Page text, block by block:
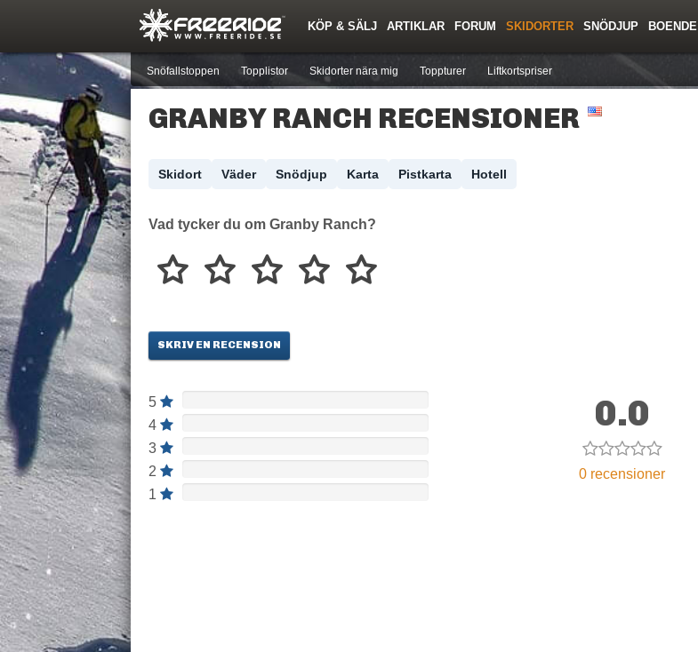
KÖP & SÄLJ ARTIKLAR
Nyheter Quiz Events
FORUM
Nya inlägg Forumlista
SKIDORTER
Snöfallstoppen Topplistor Skidorter nära mig Toppturer Liftkortspriser
SNÖDJUP BOENDE
Skidor Pjäxor
Årets Krasch
GRANBY RANCH RECENSIONER
Skidort Väder Snödjup Karta Pistkarta Hotell
Vad tycker du om Granby Ranch?
SKRIV EN RECENSION
5
4
3
2
1
0.0
0 recensioner